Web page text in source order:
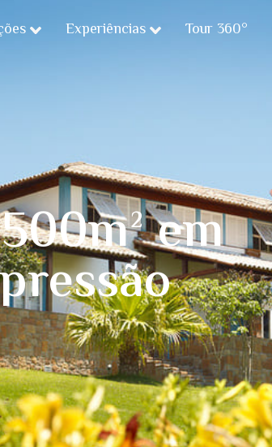
Experiências Tour 360°
em